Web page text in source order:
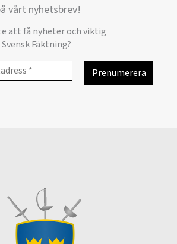
vårt nyhetsbrev!
att få nyheter och viktig
Fäktning?